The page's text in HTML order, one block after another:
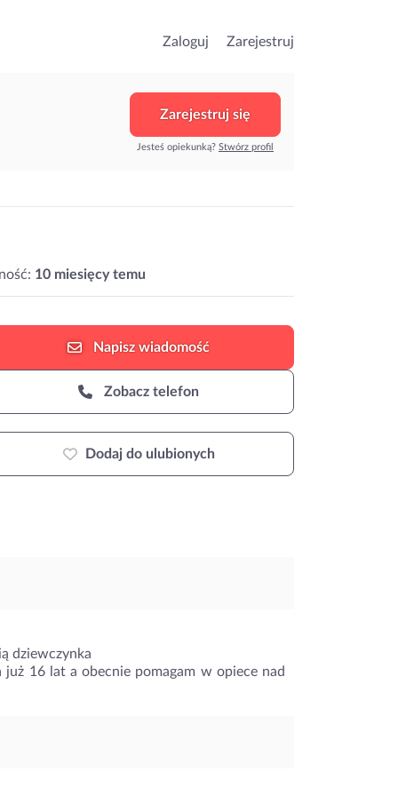
Zaloguj Zarejestruj
Zarejestruj się
Jesteś opiekunką? Stwórz profil
10 miesięcy temu
Napisz wiadomość
Zobacz telefon
Dodaj do ulubionych
dziewczynka
16 lat a obecnie pomagam w opiece nad